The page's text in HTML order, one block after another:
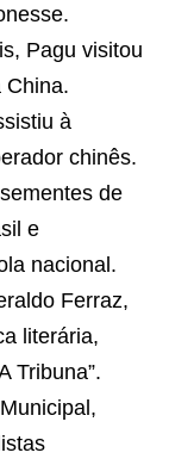
Pagu visitou
China.
à
chinês.
de
e
nacional.
Ferraz,
literária,
Tribuna”.